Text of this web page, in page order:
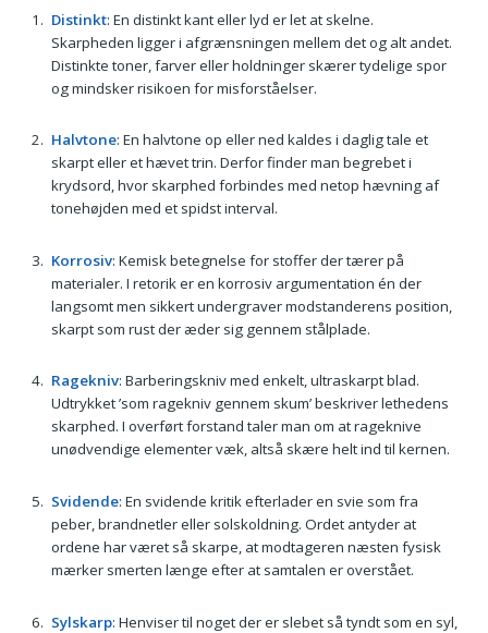
Distinkt: En distinkt kant eller lyd er let at skelne.
Skarpheden ligger i afgrænsningen mellem det og alt andet.
Distinkte toner, farver eller holdninger skærer tydelige spor
og mindsker risikoen for misforståelser.
Halvtone: En halvtone op eller ned kaldes i daglig tale et
skarpt eller et hævet trin. Derfor finder man begrebet i
krydsord, hvor skarphed forbindes med netop hævning af
tonehøjden med et spidst interval.
Korrosiv: Kemisk betegnelse for stoffer der tærer på
materialer. I retorik er en korrosiv argumentation én der
langsomt men sikkert undergraver modstanderens position,
skarpt som rust der æder sig gennem stålplade.
Ragekniv: Barberingskniv med enkelt, ultraskarpt blad.
Udtrykket ’som ragekniv gennem skum’ beskriver lethedens
skarphed. I overført forstand taler man om at rageknive
unødvendige elementer væk, altså skære helt ind til kernen.
Svidende: En svidende kritik efterlader en svie som fra
peber, brandnetler eller solskoldning. Ordet antyder at
ordene har været så skarpe, at modtageren næsten fysisk
mærker smerten længe efter at samtalen er overstået.
Sylskarp: Henviser til noget der er slebet så tyndt som en syl,